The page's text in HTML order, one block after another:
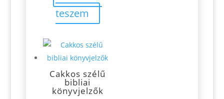
teszem
Cakkos szélű
bibliai
könyvjelzők